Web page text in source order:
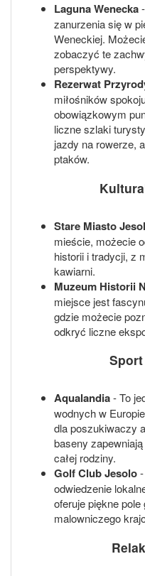
Laguna Wenecka
zanurzenia się w
Weneckiej.
zobaczyć te
perspektywy.
Rezerwat
miłośników
obowiązkowym
liczne szlaki
jazdy na rowerze,
ptaków.
Stare Miasto
mieście, możecie
historii i tradycji, z
kawiarni.
Muzeum Historii
miejsce jest
gdzie możecie
odkryć liczne
Aqualandia- To
wodnych w
dla poszukiwaczy
baseny
całej rodziny.
Golf Club Jesolo
odwiedzenie
oferuje piękne pole
malowniczego